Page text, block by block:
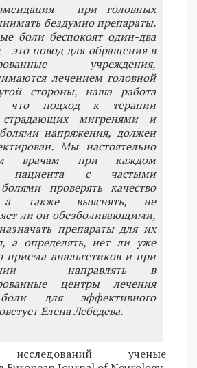
- при головных
бездумно препараты.
боли беспокоят один-два
- это повод для обращения в
учреждения,
лечением головной
стороны, наша работа
что подход к терапии
страдающих мигренями и
напряжения, должен
Мы настоятельно
врачам при каждом
пациента с частыми
проверять качество
также выяснять, не
ли он обезболивающими,
препараты для их
а определять, нет ли уже
приема анальгетиков и при
- направлять в
центры лечения
для эффективного
Елена Лебедева.
исследований ученые